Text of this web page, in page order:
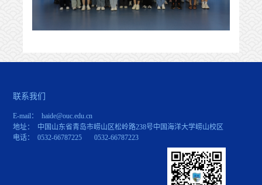
联系我们
E-mail： haide@ouc.edu.cn
地址： 中国山东省青岛市崂山区松岭路238号中国海洋大学崂山校区
电话： 0532-66787225 0532-66787223